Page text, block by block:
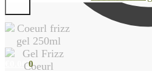
0.00 0